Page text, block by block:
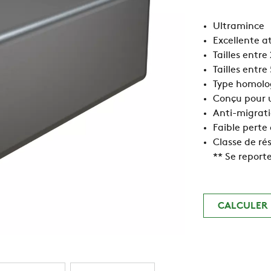
Ultramince
Excellente
Tailles
Tailles
Type
Conçu pour
Anti-
Faible perte
Classe de
** Se
CALCULER